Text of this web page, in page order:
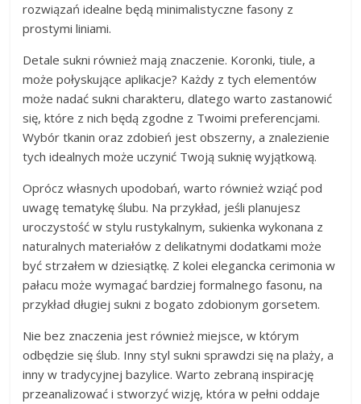
rozwiązań idealne będą minimalistyczne fasony z
prostymi liniami.
Detale sukni również mają znaczenie. Koronki, tiule, a
może połyskujące aplikacje? Każdy z tych elementów
może nadać sukni charakteru, dlatego warto zastanowić
się, które z nich będą zgodne z Twoimi preferencjami.
Wybór tkanin oraz zdobień jest obszerny, a znalezienie
tych idealnych może uczynić Twoją suknię wyjątkową.
Oprócz własnych upodobań, warto również wziąć pod
uwagę tematykę ślubu. Na przykład, jeśli planujesz
uroczystość w stylu rustykalnym, sukienka wykonana z
naturalnych materiałów z delikatnymi dodatkami może
być strzałem w dziesiątkę. Z kolei elegancka cerimonia w
pałacu może wymagać bardziej formalnego fasonu, na
przykład długiej sukni z bogato zdobionym gorsetem.
Nie bez znaczenia jest również miejsce, w którym
odbędzie się ślub. Inny styl sukni sprawdzi się na plaży, a
inny w tradycyjnej bazylice. Warto zebraną inspirację
przeanalizować i stworzyć wizję, która w pełni oddaje